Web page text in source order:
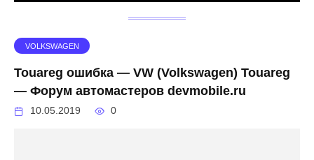
VOLKSWAGEN
Touareg ошибка — VW (Volkswagen) Touareg
— Форум автомастеров devmobile.ru
10.05.2019 0